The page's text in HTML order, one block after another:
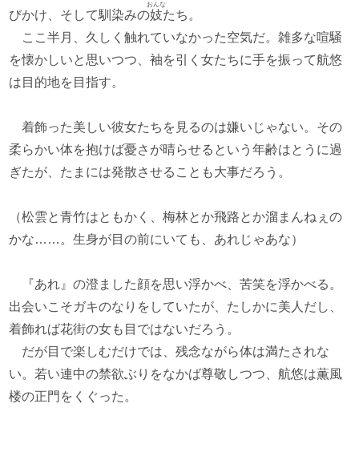
びかけ、そして馴染みの妓
おんな
たち。
ここ半月、久しく触れていなかった空気だ。雑多な喧騒
を懐かしいと思いつつ、袖を引く女たちに手を振って航悠
は目的地を目指す。
着飾った美しい彼女たちを見るのは嫌いじゃない。その
柔らかい体を抱けば憂さが晴らせるという年齢はとうに過
ぎたが、たまには発散させることも大事だろう。
（松雲と青竹はともかく、梅林とか飛路とか溜まんねぇの
かな……。生身が目の前にいても、あれじゃあな）
『あれ』の澄ました顔を思い浮かべ、苦笑を浮かべる。
出会いこそガキのなりをしていたが、たしかに美人だし、
着飾れば花街の女も目ではないだろう。
だが目で楽しむだけでは、残念ながら体は満たされな
い。若い連中の禁欲ぶりをなかば尊敬しつつ、航悠は薫風
楼の正門をくぐった。